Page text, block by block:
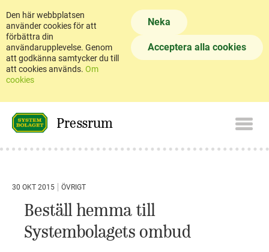
Den här webbplatsen
använder cookies för att
förbättra din
användarupplevelse. Genom
att godkänna samtycker du till
att cookies används. Om
cookies
Neka
Acceptera alla cookies
Pressrum
30 OKT 2015 ÖVRIGT
Beställ hemma till
Systembolagets ombud